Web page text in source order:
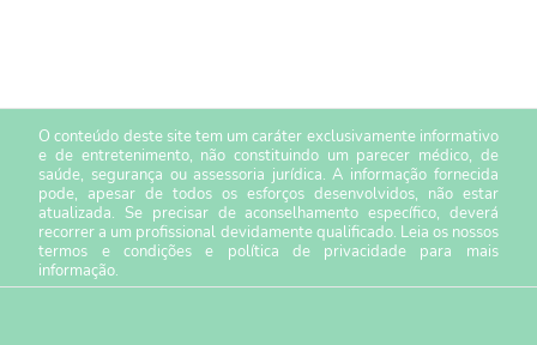
O conteúdo deste site tem um caráter exclusivamente informativo
e de entretenimento, não constituindo um parecer médico, de
saúde, segurança ou assessoria jurídica. A informação fornecida
pode, apesar de todos os esforços desenvolvidos, não estar
atualizada. Se precisar de aconselhamento específico, deverá
recorrer a um profissional devidamente qualificado. Leia os nossos
termos e condiçõese política de privacidade para mais
informação.